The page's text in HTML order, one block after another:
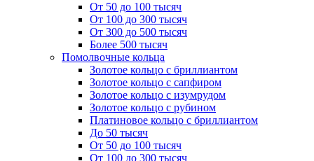
От 50 до 100 тысяч
От 100 до 300 тысяч
От 300 до 500 тысяч
Более 500 тысяч
Помолвочные кольца
Золотое кольцо с бриллиантом
Золотое кольцо с сапфиром
Золотое кольцо с изумрудом
Золотое кольцо с рубином
Платиновое кольцо с бриллиантом
До 50 тысяч
От 50 до 100 тысяч
От 100 до 300 тысяч